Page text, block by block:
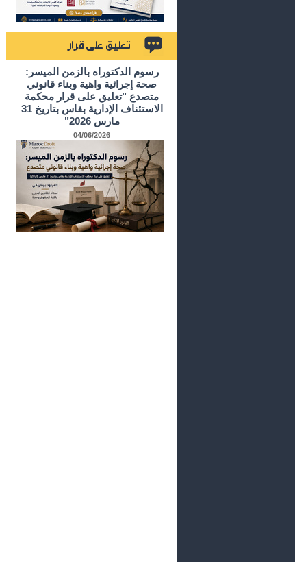
رسوم الدكتوراه بالزمن الميسر:
صحة إجرائية واهية وبناء قانوني
متصدع "تعليق على قرار محكمة
الاستئناف الإدارية بفاس بتاريخ 31
مارس 2026"
04/06/2026